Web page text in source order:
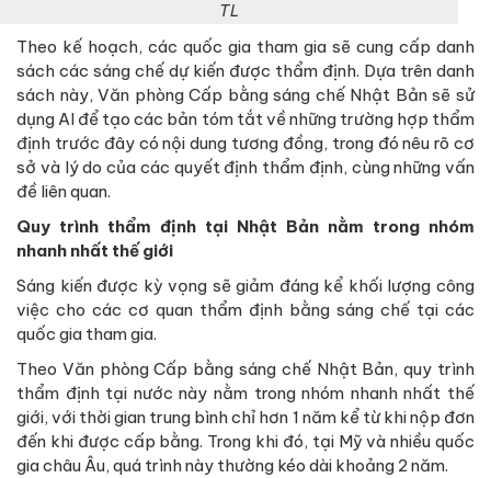
TL
Theo kế hoạch, các quốc gia tham gia sẽ cung cấp danh
sách các sáng chế dự kiến được thẩm định. Dựa trên danh
sách này, Văn phòng Cấp bằng sáng chế Nhật Bản sẽ sử
dụng AI để tạo các bản tóm tắt về những trường hợp thẩm
định trước đây có nội dung tương đồng, trong đó nêu rõ cơ
sở và lý do của các quyết định thẩm định, cùng những vấn
đề liên quan.
Quy trình thẩm định tại Nhật Bản nằm trong nhóm
nhanh nhất thế giới
Sáng kiến được kỳ vọng sẽ giảm đáng kể khối lượng công
việc cho các cơ quan thẩm định bằng sáng chế tại các
quốc gia tham gia.
Theo Văn phòng Cấp bằng sáng chế Nhật Bản, quy trình
thẩm định tại nước này nằm trong nhóm nhanh nhất thế
giới, với thời gian trung bình chỉ hơn 1 năm kể từ khi nộp đơn
đến khi được cấp bằng. Trong khi đó, tại Mỹ và nhiều quốc
gia châu Âu, quá trình này thường kéo dài khoảng 2 năm.